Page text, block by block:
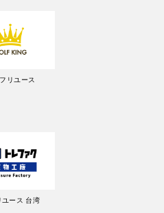
リユース
ユース 台湾